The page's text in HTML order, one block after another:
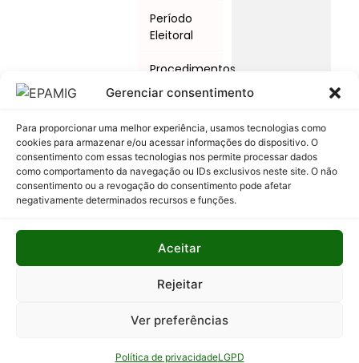
Gerenciar consentimento
Para proporcionar uma melhor experiência, usamos tecnologias como
cookies para armazenar e/ou acessar informações do dispositivo. O
consentimento com essas tecnologias nos permite processar dados
como comportamento da navegação ou IDs exclusivos neste site. O não
consentimento ou a revogação do consentimento pode afetar
negativamente determinados recursos e funções.
Aceitar
Rejeitar
Ver preferências
Política de privacidadeLGPD
Período
Eleitoral
Procedimentos
Licitatórios
Programas
e Ações
Relatório
Anual de
Atividades
Interna
Relatório
Informação